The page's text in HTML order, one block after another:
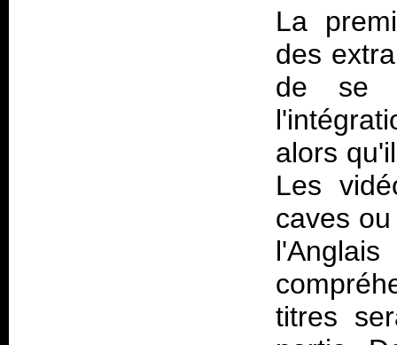
La
des
de se
alors
Les
caves
titres